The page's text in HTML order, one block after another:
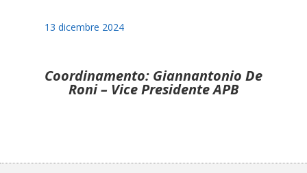
13 dicembre 2024
Coordinamento: Giannantonio De
Roni – Vice Presidente APB